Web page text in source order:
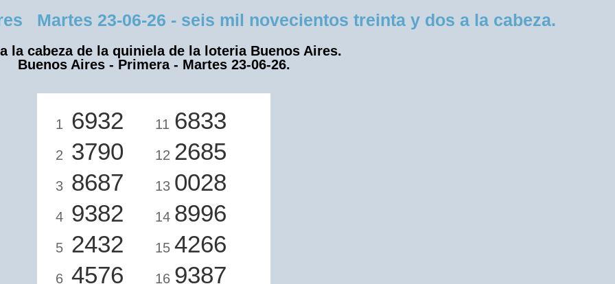
Martes 23-06-26 - seis mil novecientos treinta y dos a la cabeza.
la cabeza de la quiniela de la loteria Buenos Aires.
Buenos Aires - Primera - Martes 23-06-26.
1 6932
2 3790
3 8687
4 9382
5 2432
6 4576
11 6833
12 2685
13 0028
14 8996
15 4266
16 9387